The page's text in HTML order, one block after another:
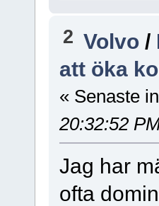
2 Volvo /
att öka
« Senaste
20:32:52
Jag har
ofta